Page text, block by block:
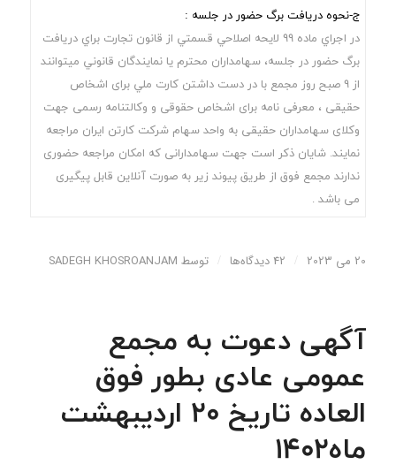
ج-نحوه دریافت برگ حضور در جلسه :
در اجراي ماده 99 لايحه اصلاحي قسمتي از قانون تجارت براي دريافت
برگ حضور در جلسه، سهامداران محترم يا نمايندگان قانوني ميتوانند
از 9 صبح روز مجمع با در دست داشتن کارت ملي برای اشخاص
حقیقی ، معرفی نامه برای اشخاص حقوقی و وکالتنامه رسمی جهت
وکلای سهامداران حقیقی به واحد سهام شرکت کارتن ايران مراجعه
نمايند. شایان ذکر است جهت سهامدارانی که امکان مراجعه حضوری
ندارند مجمع فوق از طریق پیوند زیر به صورت آنلاین قابل پیگیری
می باشد .
20 می 2023 42 دیدگاه‌ها توسط SADEGH KHOSROANJAM
آگهی دعوت به مجمع
عمومی عادی بطور فوق
العاده تاریخ 20 اردیبهشت
ماه1402